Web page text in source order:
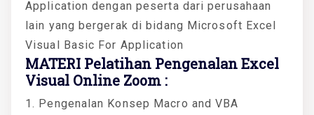
Application dengan peserta dari perusahaan
lain yang bergerak di bidang Microsoft Excel
Visual Basic For Application
MATERI Pelatihan Pengenalan Excel
Visual Online Zoom :
1. Pengenalan Konsep Macro and VBA